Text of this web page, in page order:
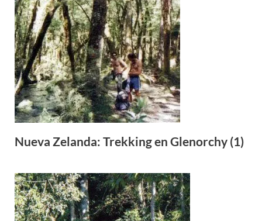
Nueva Zelanda: Trekking en Glenorchy (1)